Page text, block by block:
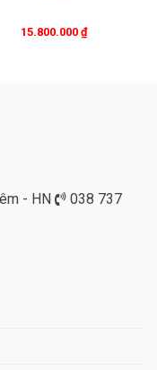
15.800.000 ₫
- HN
038 737